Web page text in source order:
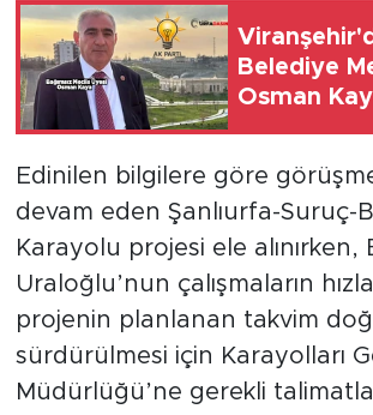
Belediye
Osman
Edinilen bilgilere göre
devam eden Şanlıurfa-Suruç-
Karayolu projesi ele alınırken,
Uraloğlu’nun çalışmaların
projenin planlanan takvim
sürdürülmesi için Karayolları
Müdürlüğü’ne gerekli